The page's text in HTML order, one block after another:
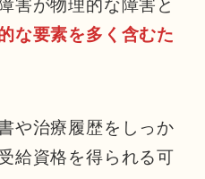
害が物理的な障害と
な要素を多く含むた
や治療履歴をしっか
給資格を得られる可